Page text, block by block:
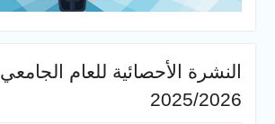
النشرة الأحصائية للعام الجامعي
2025/2026